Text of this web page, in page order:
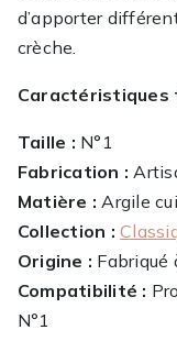
d’apporter
crèche.
Caractéristiques
Taille : N°1
Fabrication :
Matière : Argile
Collection :
Origine : Fabriqué
Compatibilité :
N°1